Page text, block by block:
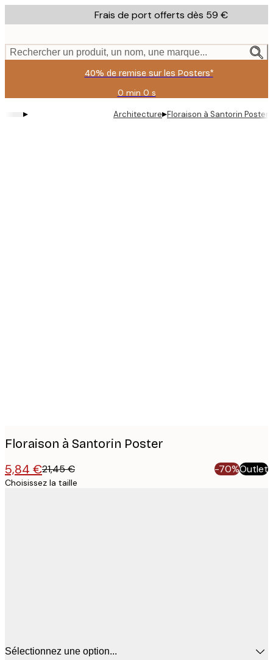
to
content.
Frais de port offerts dès 59 €
Rechercher un produit, un nom, une marque...
40% de remise sur les Posters*
0 min 0 s
Valable
jusqu'au
:
▸ Architecture▸Floraison à Santorin Poster
Floraison à Santorin Poster
5,84 €21,45 € -70%Outlet
Choisissez la taille
Sélectionnez une option...